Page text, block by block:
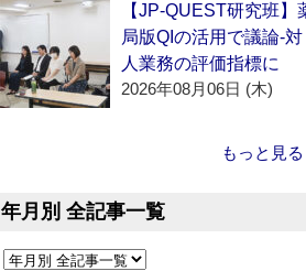
【JP-QUEST研究班】
局版QIの活用で議論‐対
人業務の評価指標に
2026年08月06日 (木)
もっと見
年月別 全記事一覧